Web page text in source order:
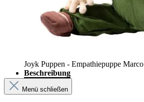
Joyk Puppen - Empathiepuppe Marco
Beschreibung
Menü schließen